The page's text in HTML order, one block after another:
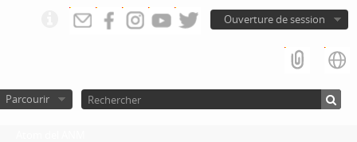
Ouverture de session
Parcourir